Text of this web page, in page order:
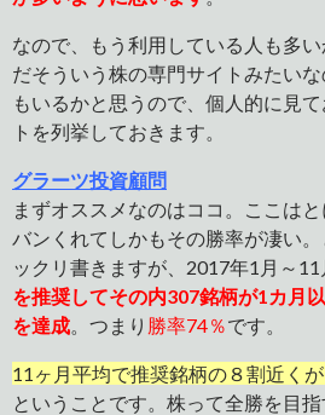
なので、もう利用している人も多
だそういう株の専門サイトみたい
もいるかと思うので、個人的に見
トを列挙しておきます。
グラーツ投資顧問
まずオススメなのはココ。ここは
バンくれてしかもその勝率が凄い
ックリ書きますが、2017年1月～11
を推奨してその内307銘柄が1カ月
を達成。つまり 勝率74％です。
11ヶ月平均で推奨銘柄の８割近く
ということです。株って全勝を目